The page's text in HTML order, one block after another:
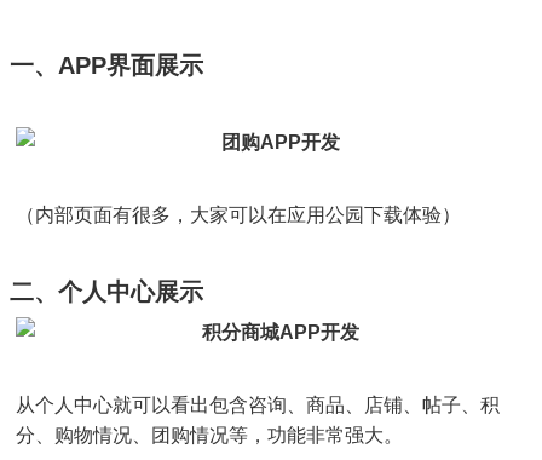
一、APP界面展示
（内部页面有很多，大家可以在应用公园下载体验）
二、个人中心展示
从个人中心就可以看出包含咨询、商品、店铺、帖子、积
分、购物情况、团购情况等，功能非常强大。